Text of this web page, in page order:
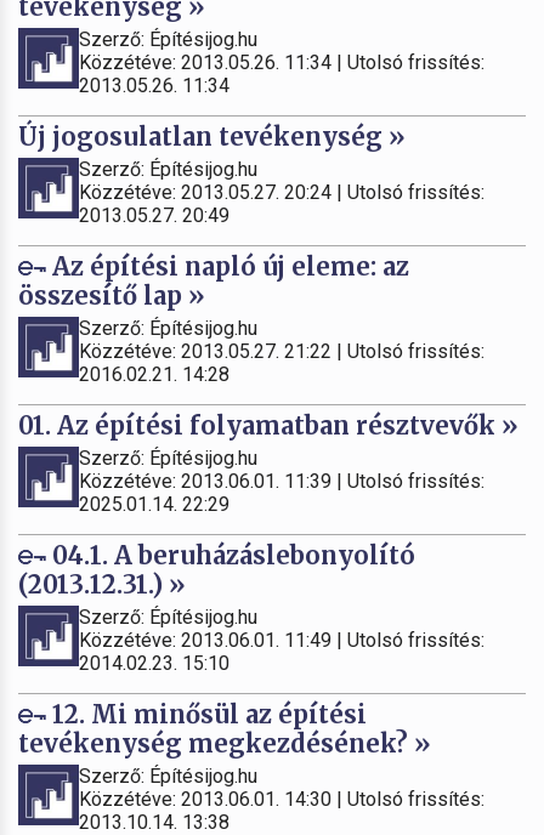
tevékenység »
Szerző: Építésijog.hu
Közzétéve: 2013.05.26. 11:34 | Utolsó frissítés:
2013.05.26. 11:34
Új jogosulatlan tevékenység »
Szerző: Építésijog.hu
Közzétéve: 2013.05.27. 20:24 | Utolsó frissítés:
2013.05.27. 20:49
Az építési napló új eleme: az
összesítő lap »
Szerző: Építésijog.hu
Közzétéve: 2013.05.27. 21:22 | Utolsó frissítés:
2016.02.21. 14:28
01. Az építési folyamatban résztvevők »
Szerző: Építésijog.hu
Közzétéve: 2013.06.01. 11:39 | Utolsó frissítés:
2025.01.14. 22:29
04.1. A beruházáslebonyolító
(2013.12.31.) »
Szerző: Építésijog.hu
Közzétéve: 2013.06.01. 11:49 | Utolsó frissítés:
2014.02.23. 15:10
12. Mi minősül az építési
tevékenység megkezdésének? »
Szerző: Építésijog.hu
Közzétéve: 2013.06.01. 14:30 | Utolsó frissítés:
2013.10.14. 13:38